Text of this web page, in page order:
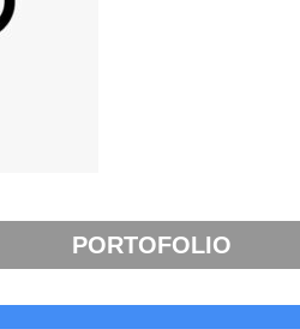
PORTOFOLIO